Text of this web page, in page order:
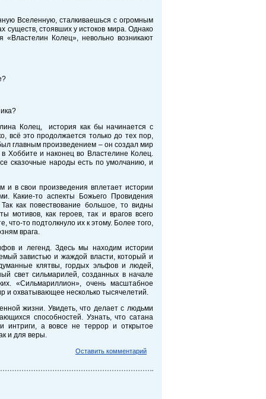
Вселенную, сталкиваешься с огромным
существ, стоявших у истоков мира. Однако
«Властелин Колец», невольно возникают
Колец, история как бы начинается с
всё это продолжается только до тех пор,
главным произведением – он создал мир
Хоббите и наконец во Властелине Колец.
сказочные народы есть по умолчанию, и
в свои произведения вплетает истории
Какие-то аспекты Божьего Провидения
как повествование большое, то видны
мотивов, как героев, так и врагов всего
что-то подтолкнуло их к этому. Более того,
врага.
и легенд. Здесь мы находим истории
завистью и жаждой власти, который и
клятвы, гордых эльфов и людей,
свет сильмарилей, созданных в начале
«Сильмариллион», очень масштабное
охватывающее несколько тысячелетий.
жизни. Увидеть, что делает с людьми
способностей. Узнать, что сатана
интриги, а вовсе не террор и открытое
и для веры.
Оставить комментарий